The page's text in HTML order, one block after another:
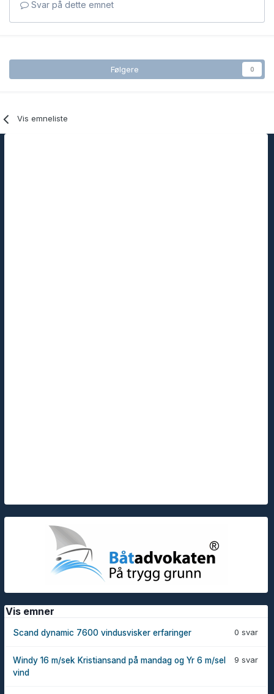
Svar på dette emnet
Følgere 0
Vis emneliste
Vis emner
0 svar
Scand dynamic 7600 vindusvisker erfaringer
9 svar
Windy 16 m/sek Kristiansand på mandag og Yr 6 m/sel
vind